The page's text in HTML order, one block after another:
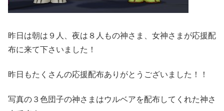
昨日は朝は９人、夜は８人もの神さま、女神さまが応援配
布に来て下さいました！
昨日もたくさんの応援配布ありがとうございました！！
写真の３色団子の神さまはウルベアを配布してくれた神さ